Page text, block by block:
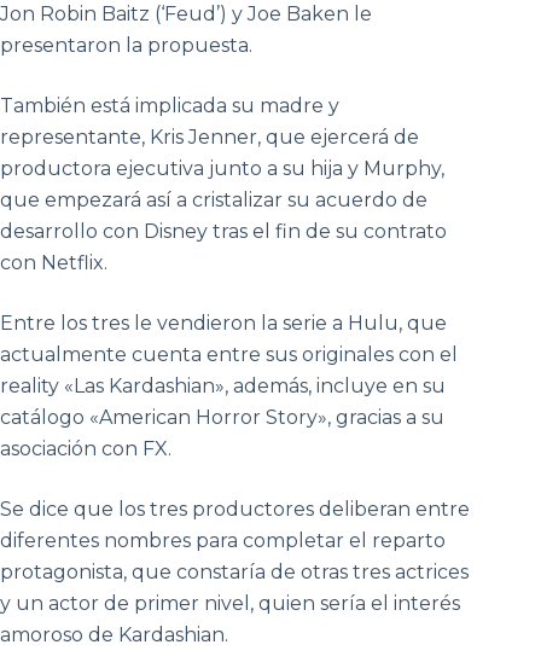
Jon Robin Baitz (‘Feud’) y Joe Baken le
presentaron la propuesta.
También está implicada su madre y
representante, Kris Jenner, que ejercerá de
productora ejecutiva junto a su hija y Murphy,
que empezará así a cristalizar su acuerdo de
desarrollo con Disney tras el fin de su contrato
con Netflix.
Entre los tres le vendieron la serie a Hulu, que
actualmente cuenta entre sus originales con el
reality «Las Kardashian», además, incluye en su
catálogo «American Horror Story», gracias a su
asociación con FX.
Se dice que los tres productores deliberan entre
diferentes nombres para completar el reparto
protagonista, que constaría de otras tres actrices
y un actor de primer nivel, quien sería el interés
amoroso de Kardashian.